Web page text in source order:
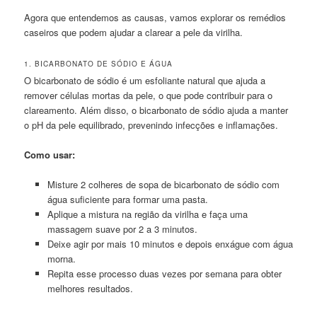
Agora que entendemos as causas, vamos explorar os remédios
caseiros que podem ajudar a clarear a pele da virilha.
1. BICARBONATO DE SÓDIO E ÁGUA
O bicarbonato de sódio é um esfoliante natural que ajuda a
remover células mortas da pele, o que pode contribuir para o
clareamento. Além disso, o bicarbonato de sódio ajuda a manter
o pH da pele equilibrado, prevenindo infecções e inflamações.
Como usar:
Misture 2 colheres de sopa de bicarbonato de sódio com
água suficiente para formar uma pasta.
Aplique a mistura na região da virilha e faça uma
massagem suave por 2 a 3 minutos.
Deixe agir por mais 10 minutos e depois enxágue com água
morna.
Repita esse processo duas vezes por semana para obter
melhores resultados.